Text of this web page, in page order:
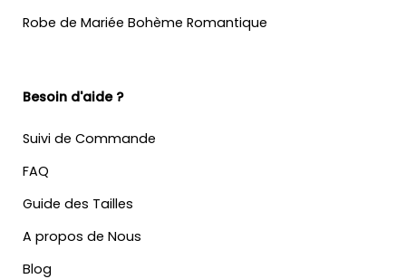
Robe de Mariée Bohème Romantique
Besoin d'aide ?
Suivi de Commande
FAQ
Guide des Tailles
A propos de Nous
Blog